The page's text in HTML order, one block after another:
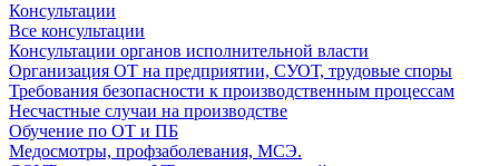
Консультации
Все консультации
Консультации органов исполнительной власти
Организация ОТ на предприятии, СУОТ, трудовые споры
Требования безопасности к производственным процессам
Несчастные случаи на производстве
Обучение по ОТ и ПБ
Медосмотры, профзаболевания, МСЭ.